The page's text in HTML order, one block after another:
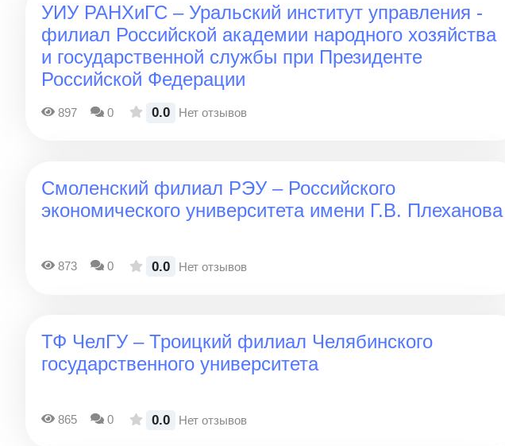
УИУ РАНХиГС – Уральский институт управления -
филиал Российской академии народного хозяйства
и государственной службы при Президенте
Российской Федерации
897 0 0.0 Нет отзывов
Смоленский филиал РЭУ – Российского
экономического университета имени Г.В. Плеханова
873 0 0.0 Нет отзывов
ТФ ЧелГУ – Троицкий филиал Челябинского
государственного университета
865 0 0.0 Нет отзывов